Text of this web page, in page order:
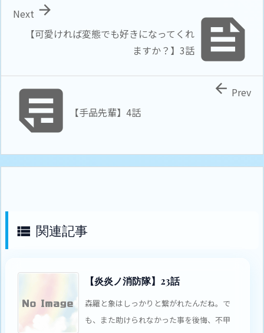

【可愛ければ変態でも好きになってくれ
ますか？】3話

Next
 【手品先輩】4話
 Prev
 関連記事
【炎炎ノ消防隊】23話
森羅と象はしっかりと繋がれたんだね。で
も、また助けられなかった事を後悔、不甲